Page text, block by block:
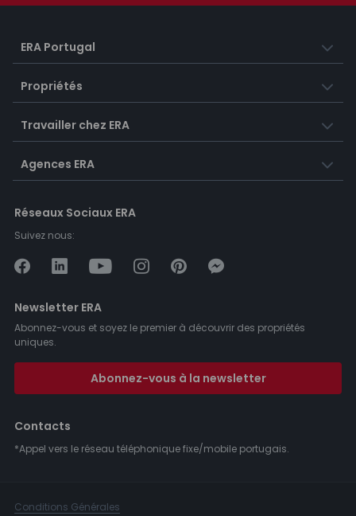
ERA Portugal
Propriétés
Travailler chez ERA
Agences ERA
Réseaux Sociaux ERA
Suivez nous:
Newsletter ERA
Abonnez-vous et soyez le premier à découvrir des propriétés
uniques.
Abonnez-vous à la newsletter
Contacts
*Appel vers le réseau téléphonique fixe/mobile portugais.
Conditions Générales